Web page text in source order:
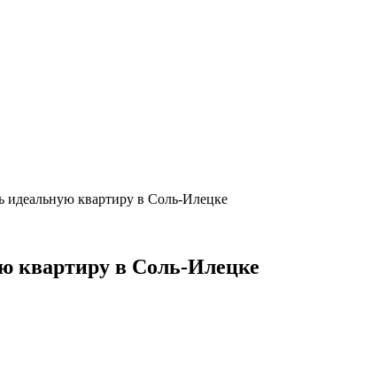
идеальную квартиру в Соль-Илецке
квартиру в Соль-Илецке